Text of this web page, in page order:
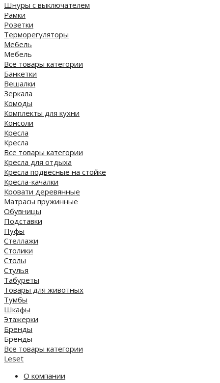
Шнуры с выключателем
Рамки
Розетки
Терморегуляторы
Мебель
Мебель
Все товары категории
Банкетки
Вешалки
Зеркала
Комоды
Комплекты для кухни
Консоли
Кресла
Кресла
Все товары категории
Кресла для отдыха
Кресла подвесные на стойке
Кресла-качалки
Кровати деревянные
Матрасы пружинные
Обувницы
Подставки
Пуфы
Стеллажи
Столики
Столы
Стулья
Табуреты
Товары для животных
Тумбы
Шкафы
Этажерки
Бренды
Бренды
Все товары категории
Leset
О компании